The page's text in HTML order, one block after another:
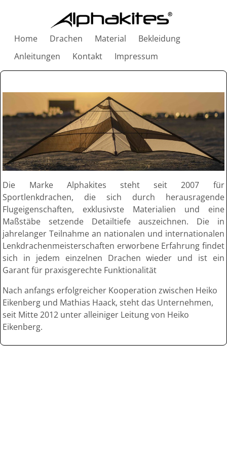
Home Drachen Material
Bekleidung
Anleitungen
Kontakt Impressum
Die Marke Alphakites steht seit 2007 für
Sportlenkdrachen, die sich durch herausragende
Flugeigenschaften, exklusivste Materialien und eine
Maßstäbe setzende Detailtiefe auszeichnen. Die in
jahrelanger Teilnahme an nationalen und internationalen
Lenkdrachenmeisterschaften erworbene Erfahrung findet
sich in jedem einzelnen Drachen wieder und ist ein
Garant für praxisgerechte Funktionalität
Nach anfangs erfolgreicher Kooperation zwischen Heiko
Eikenberg und Mathias Haack, steht das Unternehmen,
seit Mitte 2012 unter alleiniger Leitung von Heiko
Eikenberg.